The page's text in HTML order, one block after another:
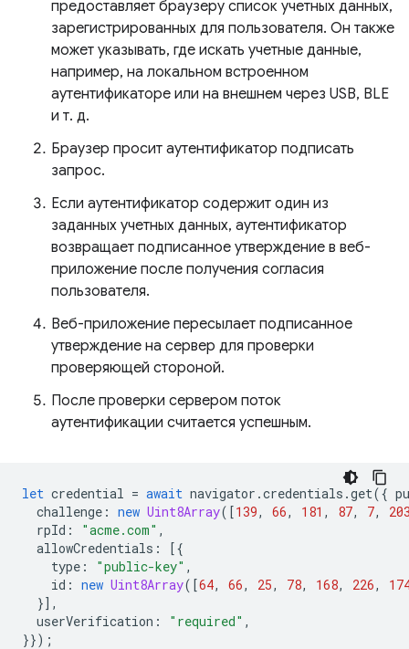
предоставляет браузеру список учетных данных,
зарегистрированных для пользователя. Он также
может указывать, где искать учетные данные,
например, на локальном встроенном
аутентификаторе или на внешнем через USB, BLE
и т. д.
Браузер просит аутентификатор подписать
запрос.
Если аутентификатор содержит один из
заданных учетных данных, аутентификатор
возвращает подписанное утверждение в веб-
приложение после получения согласия
пользователя.
Веб-приложение пересылает подписанное
утверждение на сервер для проверки
проверяющей стороной.
После проверки сервером поток
аутентификации считается успешным.
let credential = await navigator .credentials .get({
challenge : new Uint8Array([139, 66, 181 , 87, 7,
rpId : "acme.com" ,
allowCredentials :
[{
type : "public-key" ,
id : new Uint8Array([64, 66, 25, 78, 168, 226,
}],
userVerification : "required" ,
}});